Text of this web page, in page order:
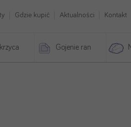
Gdzie kupić Aktualności Kontakt
Gojenie ran